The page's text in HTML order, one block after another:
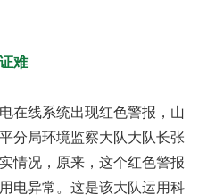
难
在线系统出现红色警报，山
分局环境监察大队大队长张
情况，原来，这个红色警报
电异常。这是该大队运用科